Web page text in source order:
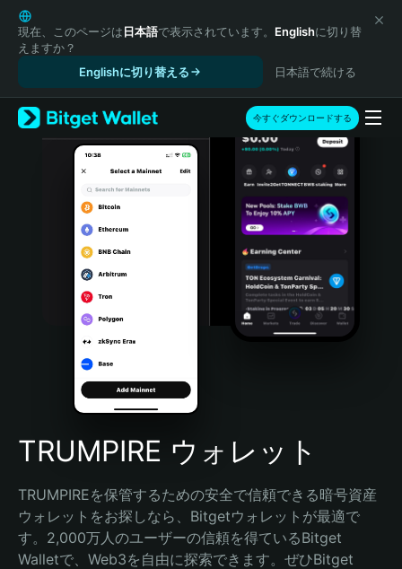
English
日本語
Tiếng Việt
Español (Latinoamérica)
Türkçe
Italiano
Português (Portugal)
Bahasa Indonesia
Português (Brasil)
Español (Argentina)
現在、このページは日本語で表示されています。 Englishに切り替
えますか？
Englishに切り替える
日本語で続ける
今すぐダウンロードする
TRUMPIRE ウォレット
TRUMPIREを保管するための安全で信頼できる暗号資産
ウォレットをお探しなら、Bitgetウォレットが最適で
す。2,000万人のユーザーの信頼を得ているBitget
Walletで、Web3を自由に探索できます。ぜひBitget